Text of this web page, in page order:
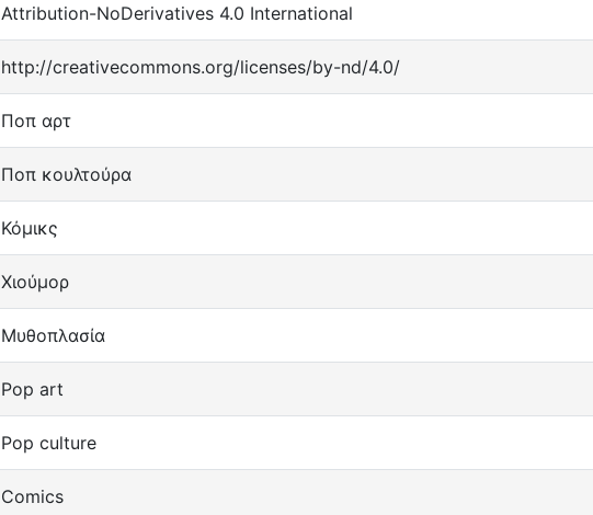
Attribution-NoDerivatives 4.0 International
http://creativecommons.org/licenses/by-nd/4.0/
Ποπ αρτ
Ποπ κουλτούρα
Κόμικς
Χιούμορ
Μυθοπλασία
Pop art
Pop culture
Comics